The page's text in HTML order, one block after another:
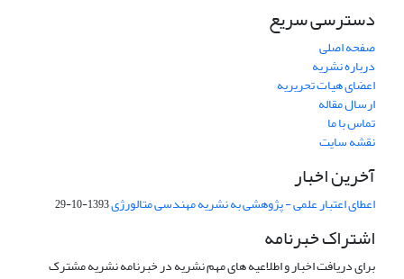
دسترسی سریع
صفحه اصلی
درباره نشریه
اعضای هیات تحریریه
ارسال مقاله
تماس با ما
نقشه سایت
آخرین اخبار
اعطای اعتبار علمی - پژوهشی به نشریه مهندسی متالورژی1393-10-29
اشتراک خبرنامه
برای دریافت اخبار و اطلاعیه های مهم نشریه در خبرنامه نشریه مشترک